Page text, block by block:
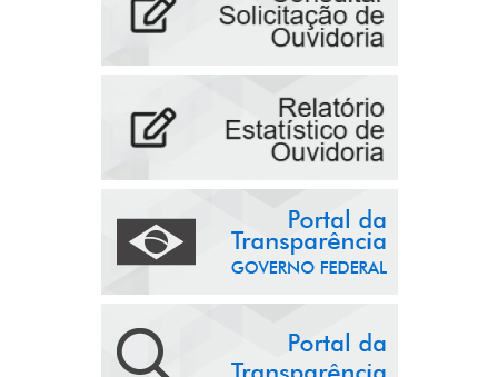
Prefeitura Municipal e Secretaria
de Agricultura Realizam In...
Geral